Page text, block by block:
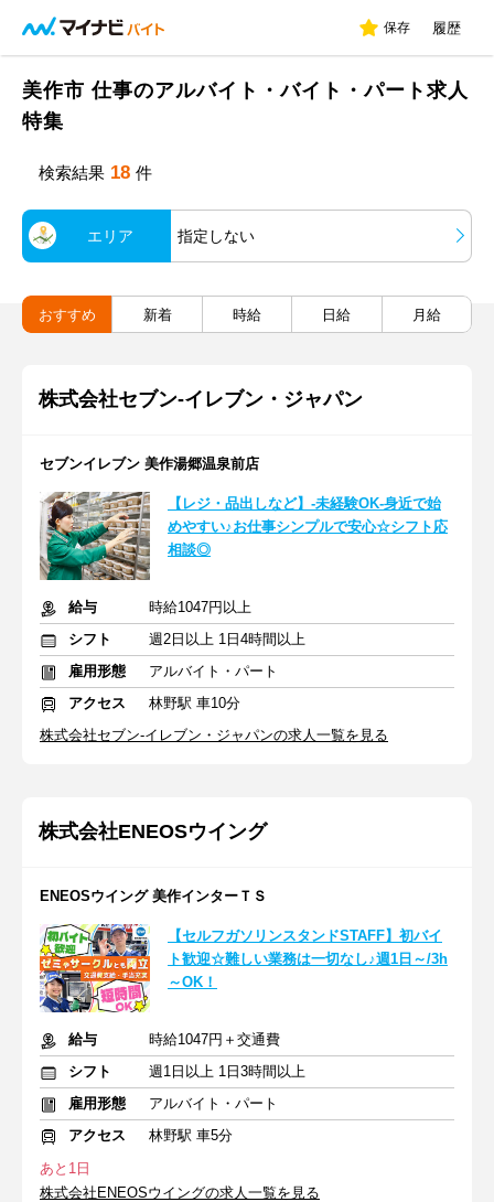
保存 履歴
美作市 仕事のアルバイト・バイト・パート求人
特集
検索結果 18 件
エリア 指定しない
おすすめ 新着 時給 日給 月給
株式会社セブン-イレブン・ジャパン
セブンイレブン 美作湯郷温泉前店
【レジ・品出しなど】-未経験OK-身近で始
めやすい♪お仕事シンプルで安心☆シフト応
相談◎
給与
時給1047円以上
シフト
週2日以上 1日4時間以上
雇用形態
アルバイト・パート
アクセス
林野駅 車10分
株式会社セブン-イレブン・ジャパンの求人一覧を見る
株式会社ENEOSウイング
ENEOSウイング 美作インターＴＳ
【セルフガソリンスタンドSTAFF】初バイ
ト歓迎☆難しい業務は一切なし♪週1日～/3h
～OK！
給与
時給1047円＋交通費
シフト
週1日以上 1日3時間以上
雇用形態
アルバイト・パート
アクセス
林野駅 車5分
あと1日
株式会社ENEOSウイングの求人一覧を見る